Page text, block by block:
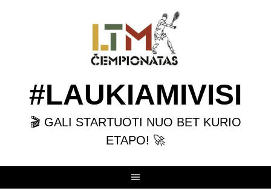
#LAUKIAMIVISI
🎬 GALI STARTUOTI NUO BET KURIO
ETAPO! 🚀